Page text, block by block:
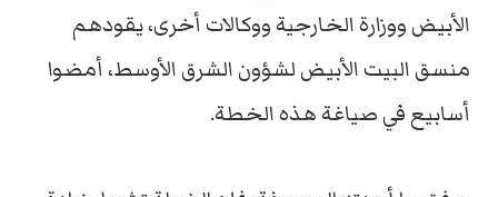
الأبيض ووزارة الخارجية ووكالات أخرى، يقودهم
منسق البيت الأبيض لشؤون الشرق الأوسط، أمضوا
أسابيع في صياغة هذه الخطة.